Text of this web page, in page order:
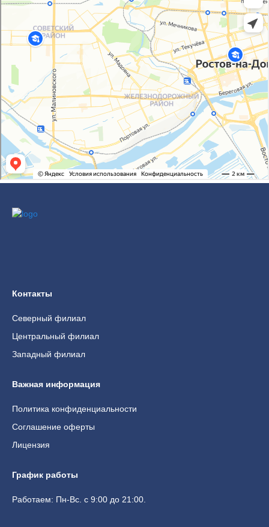
Контакты
Северный филиал
Центральный филиал
Западный филиал
Важная информация
Политика конфиденциальности
Соглашение оферты
Лицензия
График работы
Работаем: Пн-Вс. с 9:00 до 21:00.